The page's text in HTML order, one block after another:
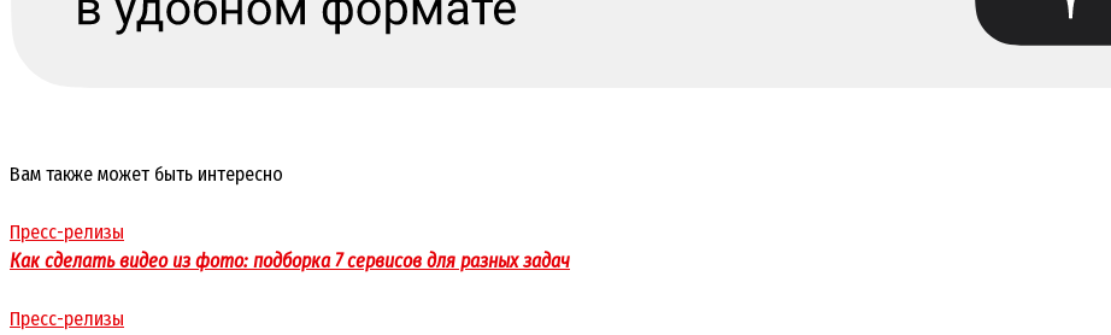
Вам также может быть интересно
Пресс-релизы
Как сделать видео из фото: подборка 7 сервисов для разных задач
Пресс-релизы